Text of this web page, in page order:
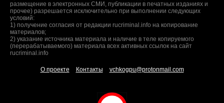
размещение в электронных СМИ, публикации в печатных изданиях и
прочее) разрешается исключительно при выполнении следующих
условий:
1) получение согласия от редакции rucriminal.info на копирование
материалов;
2) указание источника материала и наличие в теле копируемого
(перерабатываемого) материала всех активных ссылок на сайт
rucriminal.info
О проекте Контакты vchkogpu@protonmail.com